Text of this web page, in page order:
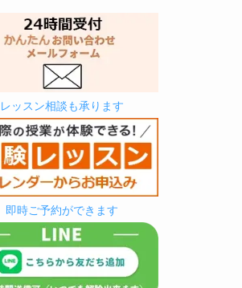
レッスン相談も承ります
即時ご予約ができます